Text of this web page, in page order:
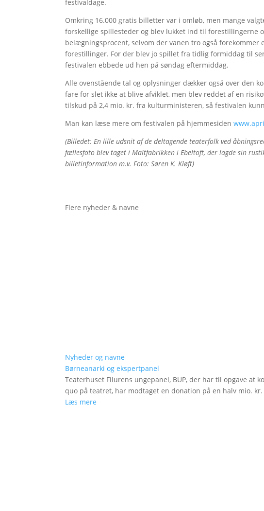
festivaldage.
Omkring 16.000 gratis billetter var i omløb, men mange
forskellige spillesteder og blev lukket ind til forestillingerne
belægningsprocent, selvom der vanen tro også
forestillinger. For der blev jo spillet fra tidlig formiddag til
festivalen ebbede ud hen på søndag eftermiddag.
Alle ovenstående tal og oplysninger dækker også over den
fare for slet ikke at blive afviklet, men blev reddet af en
tilskud på 2,4 mio. kr. fra kulturministeren, så festivalen
Man kan læse mere om festivalen på hjemmesiden
(Billedet: En lille udsnit af de deltagende teaterfolk ved
fællesfoto blev taget i Maltfabrikken i Ebeltoft, der lagde sin
billetinformation m.v. Foto: Søren K. Kløft)
Flere nyheder & navne
Nyheder og navne
Børneanarki og ekspertpanel
Teaterhuset Filurens ungepanel, BUP, der har til opgave at
quo på teatret, har modtaget en donation på en halv mio.
Læs mere